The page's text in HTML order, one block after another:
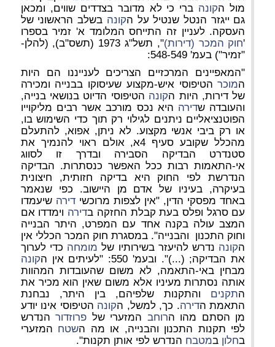
מול הקונה ברי כי לא מדובר בצדדים שווים, ומכאן
גם ייגזר הנטל שנטיל על הקונה בשלב הראשוני של
העסקה. לעניין זה התייחס המלומד א' זמיר בספרו
'חוק המכר (דירות)
", תשל"ג 1973 (תשס"ב), (להלן-
"זמיר") בעמ' 548-549:
"המאפיינים המרכזיים הצריכים לענייננו הם היות
המוכרהטיפוסי איש-מקצוע שעיסוקו בבנייה ומכירה
של דירות, היות הקונה הטיפוסי הדיוט בנושאי בנייה,
והעובדה שדירה היא נכס מורכב אשר רבים מליקוייו
הפוטנציאליים ניתנים לגילוי רק תוך כדי השימוש בו,
או רק ביבי אנשי מקצוע.לא ניתן, אפוא, להתעלם
מהכלל שקובע סעיף 4א, אולם ראוי להנמיך את
סטנדרט הבדיקה הסבירה ובדרך זו לסווג
אי-התאמות רבות ככל האפשר כנסתרות. הבדיקה
הנדרשת לפי החוק היא בדיקה חזותית, חיצונית
בעיקרה, בעיניו של אדם מן היישוב. כפי שנאמר
באחד מפסקי הדין, "אין לצפות מרוכשידירה שיעמדו
עם סרגל ופלס בעת קבלת החזקה בדירה וימדדו אם
המצב עולה בקנה אחד עם המפרט, היתר הבנייה
וחוק התכנון והבנייה". במסגרת חוק המכר הכללי אין
הקונה נדרש להיעזר בשירותיו של מומחה כדי לערוך
את הבדיקה; (...)". ובעמ' 550: "לעיתים אין ה
קונה
מבחין באי-התאמה, לא משום שהעובדות המהוות
אותה נסתרות מעיניו אלא משום שאין הוא מכיר את
התקנים והתקנות שלפיהם, בין היתר, נבחנת
התאמת הדירה. כך, למשל, הקונה הטיפוסי אינו יודע
מן הסתם מהו הרוחב המזערי של פרוזדורהנדרש
לפי תקנות התכנון והבנייה, או מה השטח המזערי
בחלון במטבח הנדרש לפי אותן תקנות".